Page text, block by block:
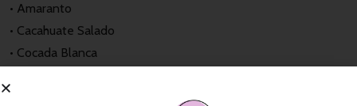
• Amaranto
• Cacahuate Salado
• Cocada Blanca
• Cocada Naranja o Piña